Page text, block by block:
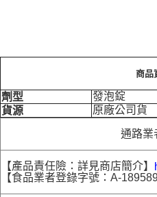
商品
劑型
發泡錠
貨源
原廠公司貨
通路業
【產品責任險：詳見商店簡介】
【食品業者登錄字號：A-